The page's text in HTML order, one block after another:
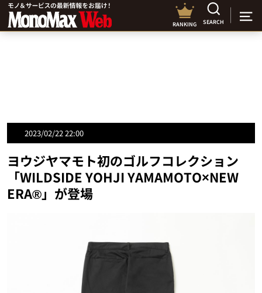
RANKING SEARCH
2023/02/22 22:00
ヨウジヤマモト初のゴルフコレクション
「WILDSIDE YOHJI YAMAMOTO×NEW
ERA®」が登場